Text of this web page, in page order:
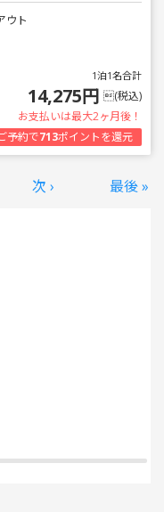
ウト
1泊1名合計
14,275円 (税込)
お支払いは最大2ヶ月後！
予約で713ポイントを還元
次 › 最後 »